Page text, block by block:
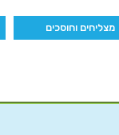
מצליחים וחוסכים